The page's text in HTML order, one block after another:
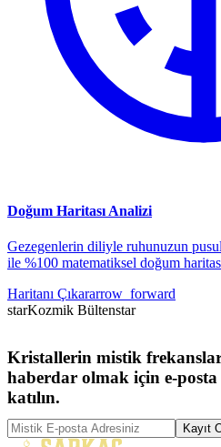
Doğum Haritası Analizi
Gezegenlerin diliyle ruhunuzun
ile %100 matematiksel doğum
Haritanı Çıkararrow_forward
starKozmik Bültenstar
Kristallerin mistik
haberdar olmak için e-posta
katılın.
Kayıt